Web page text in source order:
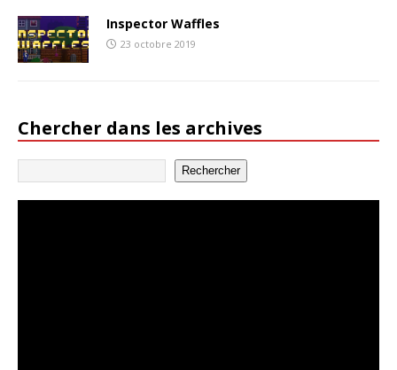
Inspector Waffles
23 octobre 2019
Chercher dans les archives
Rechercher